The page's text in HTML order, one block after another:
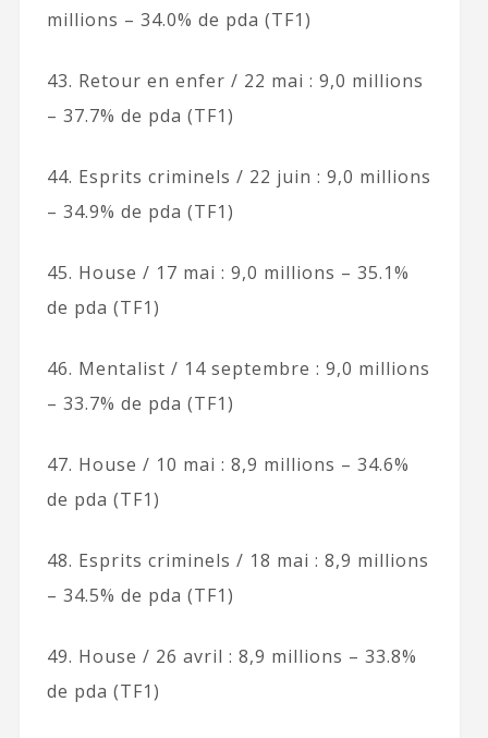
millions – 34.0% de pda (TF1)
43. Retour en enfer / 22 mai : 9,0 millions
– 37.7% de pda (TF1)
44. Esprits criminels / 22 juin : 9,0 millions
– 34.9% de pda (TF1)
45. House / 17 mai : 9,0 millions – 35.1%
de pda (TF1)
46. Mentalist / 14 septembre : 9,0 millions
– 33.7% de pda (TF1)
47. House / 10 mai : 8,9 millions – 34.6%
de pda (TF1)
48. Esprits criminels / 18 mai : 8,9 millions
– 34.5% de pda (TF1)
49. House / 26 avril : 8,9 millions – 33.8%
de pda (TF1)